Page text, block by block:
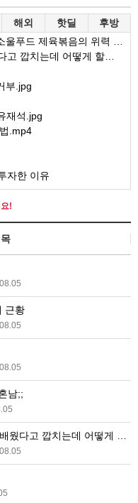
해외 핫딜 후방
드 제육볶음의 위력 ㅋㅋ
깝치는데 어떻게 할까요?
부.jpg
재석.jpg
.mp4
자한 이유
!
근황
남;;
웠다고 깝치는데 어떻게 …